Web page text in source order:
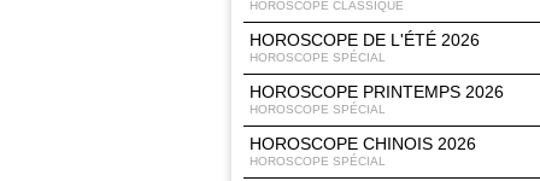
HOROSCOPE CLASSIQUE
HOROSCOPE DE L'ÉTÉ 2026
HOROSCOPE SPÉCIAL
HOROSCOPE PRINTEMPS 2026
HOROSCOPE SPÉCIAL
HOROSCOPE CHINOIS 2026
HOROSCOPE SPÉCIAL